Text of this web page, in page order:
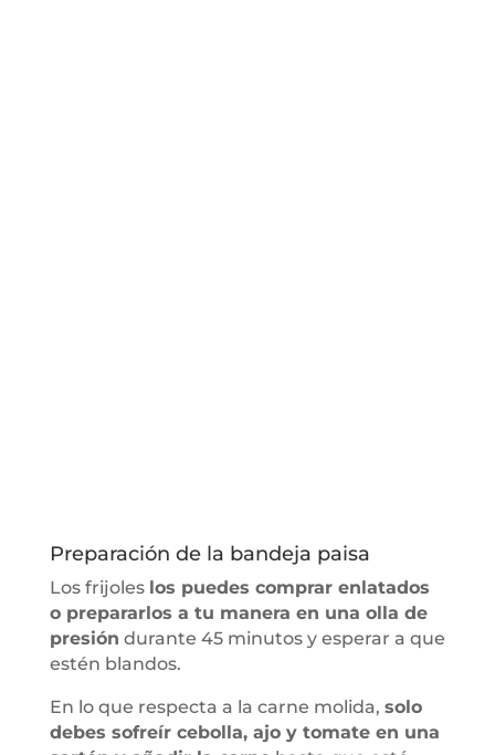
Preparación de la bandeja paisa
Los frijoles los puedes comprar enlatados
o prepararlos a tu manera en una olla de
presión durante 45 minutos y esperar a que
estén blandos.
En lo que respecta a la carne molida, solo
debes sofreír cebolla, ajo y tomate en una